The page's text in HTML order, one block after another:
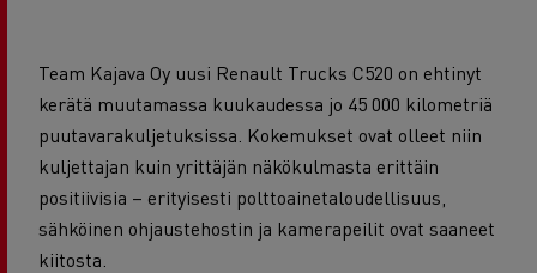
Team Kajava Oy uusi Renault Trucks C520 on ehtinyt
kerätä muutamassa kuukaudessa jo 45 000 kilometriä
puutavarakuljetuksissa. Kokemukset ovat olleet niin
kuljettajan kuin yrittäjän näkökulmasta erittäin
positiivisia – erityisesti polttoainetaloudellisuus,
sähköinen ohjaustehostin ja kamerapeilit ovat saaneet
kiitosta.